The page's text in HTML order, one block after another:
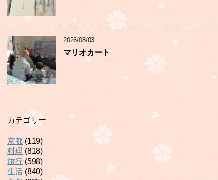
2026/08/03
マリオカート
カテゴリー
京都 (119)
料理 (818)
旅行 (598)
生活 (840)